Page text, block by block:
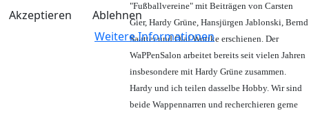
Akzeptieren
Ablehnen
Weitere Informationen
"Fußballvereine" mit Beiträgen von Carsten
Gier, Hardy Grüne, Hansjürgen Jablonski, Bernd
Sautter und Olaf Wuttke erschienen. Der
WaPPenSalon arbeitet bereits seit vielen Jahren
insbesondere mit Hardy Grüne zusammen.
Hardy und ich teilen dasselbe Hobby. Wir sind
beide Wappennarren und recherchieren gerne